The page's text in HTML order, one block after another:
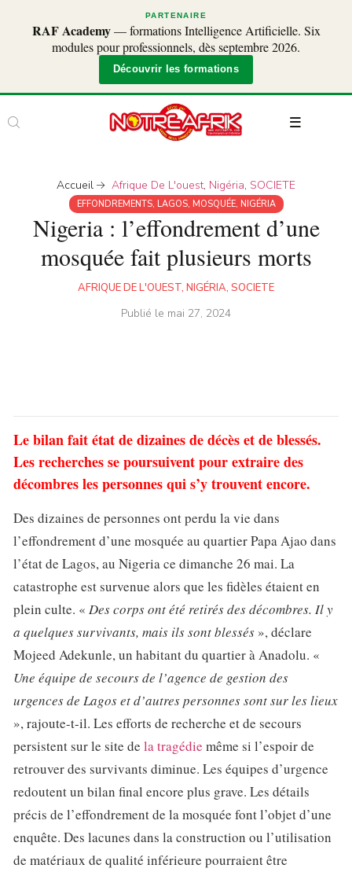
PARTENAIRE
RAF Academy— formations Intelligence Artificielle. Six
modules pour professionnels, dès septembre 2026.
Découvrir les formations
Accueil Afrique De L'ouest, Nigéria, SOCIETE
EFFONDREMENTS, LAGOS, MOSQUÉE, NIGÉRIA
Nigeria : l’effondrement d’une
mosquée fait plusieurs morts
AFRIQUE DE L'OUEST, NIGÉRIA, SOCIETE
Publié le mai 27, 2024
Le bilan fait état de dizaines de décès et de blessés.
Les recherches se poursuivent pour extraire des
décombres les personnes qui s’y trouvent encore.
Des dizaines de personnes ont perdu la vie dans
l’effondrement d’une mosquée au quartier Papa Ajao dans
l’état de Lagos, au Nigeria ce dimanche 26 mai. La
catastrophe est survenue alors que les fidèles étaient en
plein culte. « Des corps ont été retirés des décombres. Il y
a quelques survivants, mais ils sont blessés », déclare
Mojeed Adekunle, un habitant du quartier à Anadolu. «
Une équipe de secours de l’agence de gestion des
urgences de Lagos et d’autres personnes sont sur les lieux
», rajoute-t-il. Les efforts de recherche et de secours
persistent sur le site de la tragédie même si l’espoir de
retrouver des survivants diminue. Les équipes d’urgence
redoutent un bilan final encore plus grave. Les détails
précis de l’effondrement de la mosquée font l’objet d’une
enquête. Des lacunes dans la construction ou l’utilisation
de matériaux de qualité inférieure pourraient être